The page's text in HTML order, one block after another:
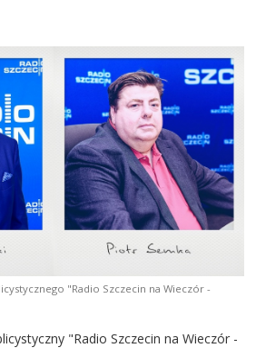
"Radio Szczecin na Wieczór -
"Radio Szczecin na Wieczór -